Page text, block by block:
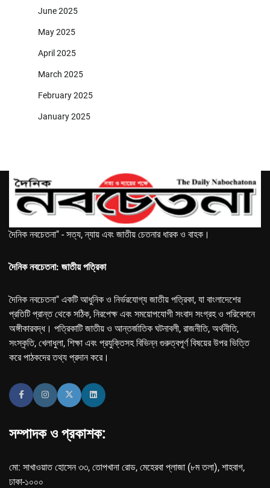
June 2025
May 2025
April 2025
March 2025
February 2025
January 2025
দৈনিক নবচেতনা" - সত্য, ন্যায় এবং জাতীয় চেতনার ধারক ও বাহক।
দৈনিক নবচেতনা: জাতীয় পত্রিকা
দৈনিক নবচেতনা" একটি আধুনিক ও নির্ভরযোগ্য জাতীয় পত্রিকা, যা বাংলাদেশের
প্রতিটি প্রান্ত থেকে সঠিক, নিরপেক্ষ এবং সময়োপযোগী সংবাদ সংগ্রহ ও পরিবেশনে
অঙ্গীকারবদ্ধ। পত্রিকাটি জাতীয় ও আন্তর্জাতিক ঘটনাবলী, রাজনীতি, অর্থনীতি,
সংস্কৃতি, খেলাধুলা, শিক্ষা এবং প্রযুক্তিসহ বিভিন্ন গুরুত্বপূর্ণ বিষয়ের উপর ভিত্তি
করে পাঠকদের তথ্য প্রদান করে।
সম্পাদক ও প্রকাশক:
মো: সাখাওয়াত হোসেন ৩৩, তোপখানা রোড, মেহেরবা প্লাজা (৮ম তলা), শাহবাগ,
ঢাকা-১০০০